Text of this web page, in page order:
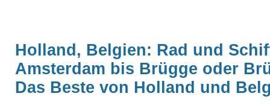
Holland, Belgien: Rad und
Amsterdam bis Brügge oder
Das Beste von Holland und